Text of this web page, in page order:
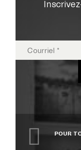
POUR